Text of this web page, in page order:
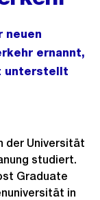
neuen
ernannt,
unterstellt
der Universität
studiert.
Graduate
in